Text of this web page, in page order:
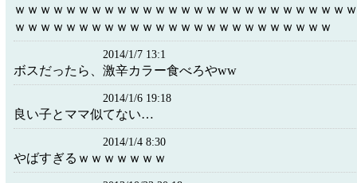
ｗｗｗｗｗｗｗｗｗｗｗｗｗｗｗｗｗｗｗｗｗｗｗｗｗｗ
ｗｗｗｗｗｗｗｗｗｗｗｗｗｗｗｗｗｗｗｗｗｗｗｗｗ
2014/1/7 13:1
ボスだったら、激辛カラー食べろやww
2014/1/6 19:18
良い子とママ似てない…
2014/1/4 8:30
やばすぎるｗｗｗｗｗｗｗ